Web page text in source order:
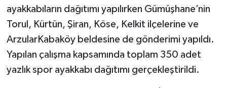
ayakkabıların dağıtımı yapılırken Gümüşhane’nin
Torul, Kürtün, Şiran, Köse, Kelkit ilçelerine ve
ArzularKabaköy beldesine de gönderimi yapıldı.
Yapılan çalışma kapsamında toplam 350 adet
yazlık spor ayakkabı dağıtımı gerçekleştirildi.